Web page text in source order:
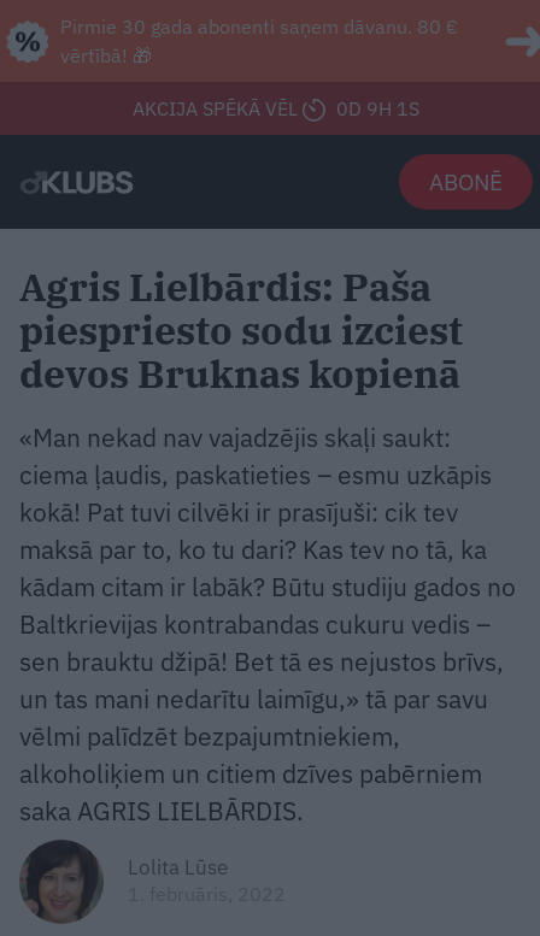
Pirmie 30 gada abonenti saņem dāvanu. 80 €
vērtībā! 🎁
AKCIJA SPĒKĀ VĒL 0D 9H 59S
ABONĒ
Agris Lielbārdis: Paša
piespriesto sodu izciest
devos Bruknas kopienā
«Man nekad nav vajadzējis skaļi saukt:
ciema ļaudis, paskatieties – esmu uzkāpis
kokā! Pat tuvi cilvēki ir prasījuši: cik tev
maksā par to, ko tu dari? Kas tev no tā, ka
kādam citam ir labāk? Būtu studiju gados no
Baltkrievijas kontrabandas cukuru vedis –
sen brauktu džipā! Bet tā es nejustos brīvs,
un tas mani nedarītu laimīgu,» tā par savu
vēlmi palīdzēt bezpajumtniekiem,
alkoholiķiem un citiem dzīves pabērniem
saka AGRIS LIELBĀRDIS.
Lolita Lūse